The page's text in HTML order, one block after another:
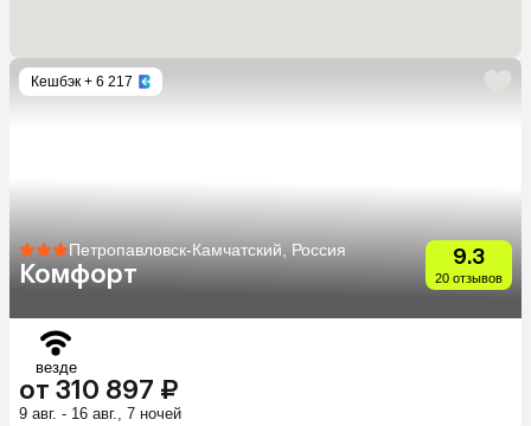
Кешбэк + 6 217
Петропавловск-Камчатский, Россия
Комфорт
9.3
20 отзывов
везде
от 310 897 ₽
9 авг. - 16 авг., 7 ночей